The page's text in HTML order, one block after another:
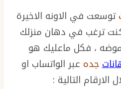
توسعت في الاونه الاخيرة
ترغب في دهان منزلك
، فكل ماعليك هو
جده عبر الواتساب او
الارقام التالية :